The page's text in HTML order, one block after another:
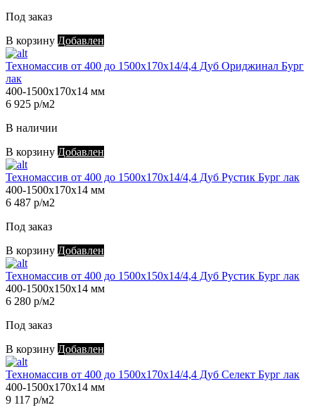
Под заказ
В корзину Добавлен
Техномассив от 400 до 1500х170х14/4,4 Дуб Ориджинал Бург
лак
400-1500х170х14 мм
6 925 р/м2
В наличии
В корзину Добавлен
Техномассив от 400 до 1500х170х14/4,4 Дуб Рустик Бург лак
400-1500х170х14 мм
6 487 р/м2
Под заказ
В корзину Добавлен
Техномассив от 400 до 1500х150х14/4,4 Дуб Рустик Бург лак
400-1500х150х14 мм
6 280 р/м2
Под заказ
В корзину Добавлен
Техномассив от 400 до 1500х170х14/4,4 Дуб Селект Бург лак
400-1500х170х14 мм
9 117 р/м2